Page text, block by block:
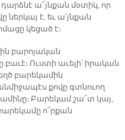
ա՜յնքան մօտիկ, որ
է, եւ ա՛յնքան
կեցած է։
բարոյական
բաւէ։ Ուստի աւելի՛ իրական
բարեկամին
քովը գտնուող
Բարեկամ շա՜տ կայ,
ո՜րքան